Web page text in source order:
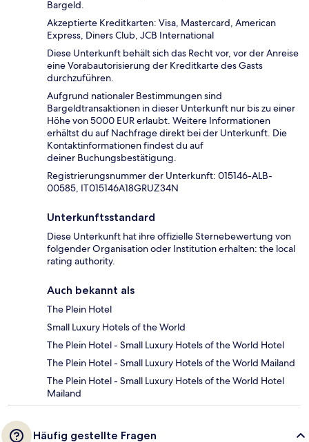
Bargeld.
Akzeptierte Kreditkarten: Visa, Mastercard, American
Express, Diners Club, JCB International
Diese Unterkunft behält sich das Recht vor, vor der Anreise
eine Vorabautorisierung der Kreditkarte des Gasts
durchzuführen.
Aufgrund nationaler Bestimmungen sind
Bargeldtransaktionen in dieser Unterkunft nur bis zu einer
Höhe von 5000 EUR erlaubt. Weitere Informationen
erhältst du auf Nachfrage direkt bei der Unterkunft. Die
Kontaktinformationen findest du auf
deiner Buchungsbestätigung.
Registrierungsnummer der Unterkunft: 015146-ALB-
00585, IT015146A18GRUZ34N
Unterkunftsstandard
Diese Unterkunft hat ihre offizielle Sternebewertung von
folgender Organisation oder Institution erhalten: the local
rating authority.
Auch bekannt als
The Plein Hotel
Small Luxury Hotels of the World
The Plein Hotel - Small Luxury Hotels of the World Hotel
The Plein Hotel - Small Luxury Hotels of the World Mailand
The Plein Hotel - Small Luxury Hotels of the World Hotel
Mailand
Häufig gestellte Fragen